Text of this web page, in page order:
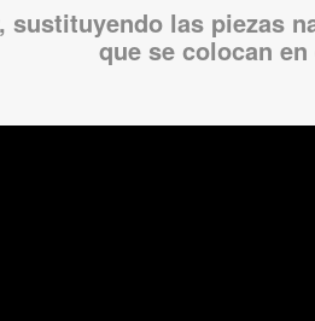
sustituyendo las piezas
que se colocan